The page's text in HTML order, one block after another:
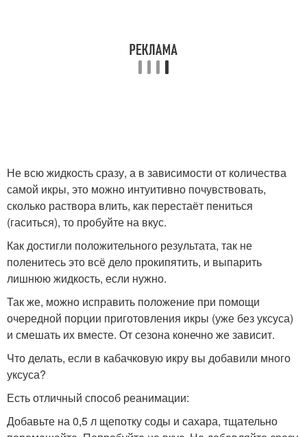
Не всю жидкость сразу, а в зависимости от количества
самой икры, это можно интуитивно почувствовать,
сколько раствора влить, как перестаёт пениться
(гаситься), то пробуйте на вкус.
Как достигли положительного результата, так не
поленитесь это всё дело прокипятить, и выпарить
лишнюю жидкость, если нужно.
Так же, можно исправить положение при помощи
очередной порции приготовления икры (уже без уксуса)
и смешать их вместе. От сезона конечно же зависит.
Что делать, если в кабачковую икру вы добавили много
уксуса?
Есть отличный способ реанимации:
Добавьте на 0,5 л щепотку соды и сахара, тщательно